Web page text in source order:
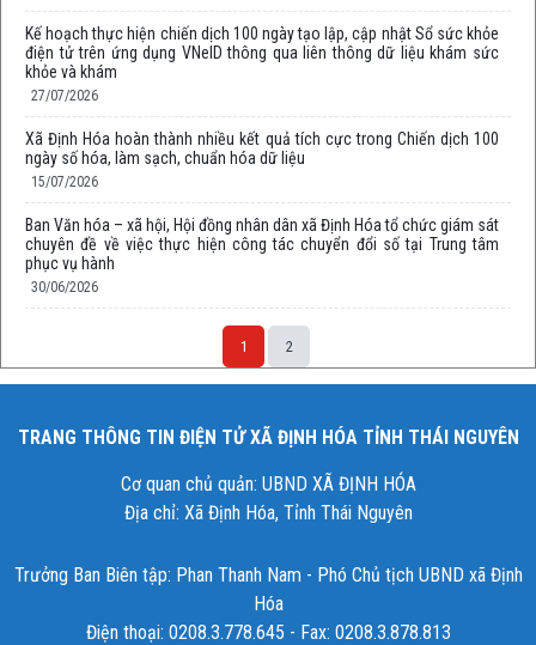
Kế hoạch thực hiện chiến dịch 100 ngày tạo lập, cập nhật Sổ sức khỏe
điện tử trên ứng dụng VNeID thông qua liên thông dữ liệu khám sức
khỏe và khám
27/07/2026
Xã Định Hóa hoàn thành nhiều kết quả tích cực trong Chiến dịch 100
ngày số hóa, làm sạch, chuẩn hóa dữ liệu
15/07/2026
Ban Văn hóa – xã hội, Hội đồng nhân dân xã Định Hóa tổ chức giám sát
chuyên đề về việc thực hiện công tác chuyển đổi số tại Trung tâm
phục vụ hành
30/06/2026
1 2
TRANG THÔNG TIN ĐIỆN TỬ XÃ ĐỊNH HÓA TỈNH THÁI NGUYÊN
Cơ quan chủ quản: UBND XÃ ĐỊNH HÓA
Địa chỉ: Xã Định Hóa, Tỉnh Thái Nguyên
Trưởng Ban Biên tập: Phan Thanh Nam - Phó Chủ tịch UBND xã Định
Hóa
Điện thoại: 0208.3.778.645 - Fax: 0208.3.878.813